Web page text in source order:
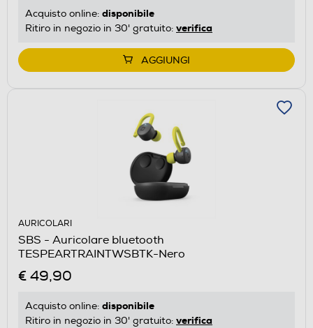
Acquisto online: disponibile
Ritiro in negozio in 30' gratuito: verifica
AGGIUNGI
AURICOLARI
SBS - Auricolare bluetooth
TESPEARTRAINTWSBTK-Nero
€ 49,90
Acquisto online: disponibile
Ritiro in negozio in 30' gratuito: verifica